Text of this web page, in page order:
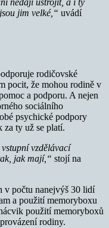
jim velké,“ uvádí
rodičovské
pocit, že mohou rodině v
a podporu. A nejen
sociálního
psychické podpory
za ty už se platí.
vstupní vzdělávací
jak mají,“ stojí na
v počtu nanejvýš 30 lidí
a použití memoryboxu
použití memoryboxů
rodiny.